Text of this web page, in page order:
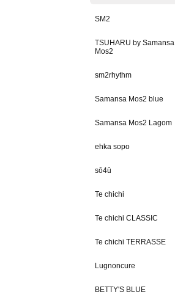
SM2
TSUHARU by Samansa
Mos2
sm2rhythm
Samansa Mos2 blue
Samansa Mos2 Lagom
ehka sopo
sō4ū
Te chichi
Te chichi CLASSIC
Te chichi TERRASSE
Lugnoncure
BETTY'S BLUE